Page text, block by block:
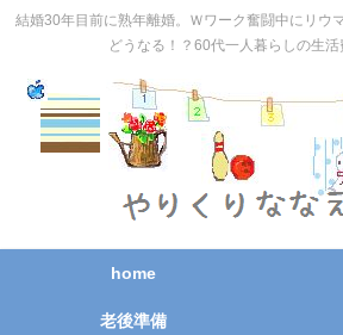
結婚30年目前に熟年離婚。Ｗワーク奮闘中にリウ
どうなる！？60代一人暮らしの生活
home
老後準備